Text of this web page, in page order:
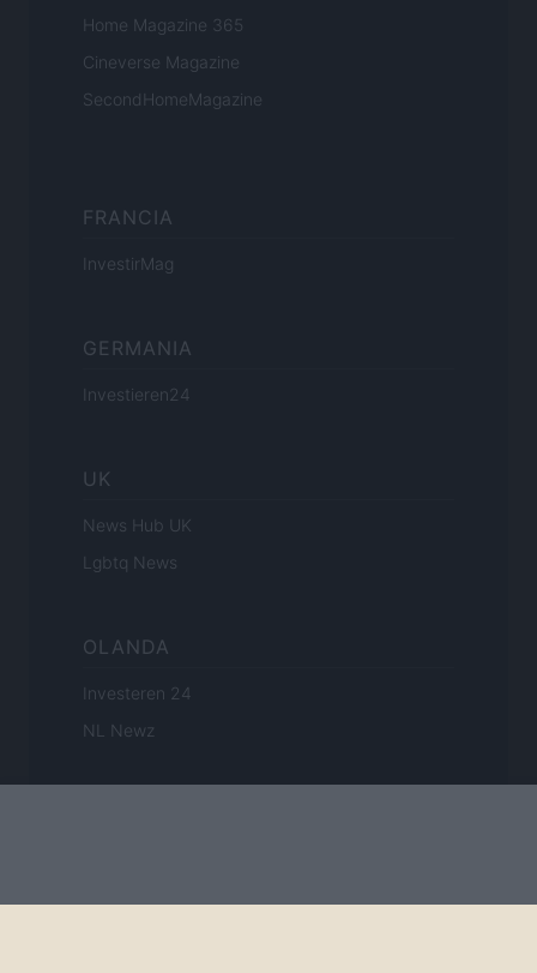
Home Magazine 365
Cineverse Magazine
SecondHomeMagazine
FRANCIA
InvestirMag
GERMANIA
Investieren24
UK
News Hub UK
Lgbtq News
OLANDA
Investeren 24
NL Newz